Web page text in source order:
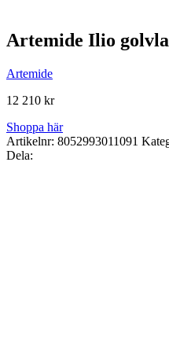
Artemide Ilio
Artemide
12 210 kr
Shoppa här
Artikelnr: 8052993011091
Dela: